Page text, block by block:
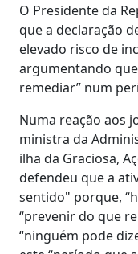
O Presidente da
que a declaração
elevado risco de
argumentando
remediar” num
Numa reação aos
ministra da
ilha da Graciosa,
defendeu que a
sentido" porque,
“prevenir do que
“ninguém pode